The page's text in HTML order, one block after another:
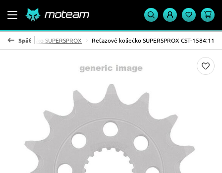
Späť
koliesko SUPERSPROX Reťazové koliečko SUPERSPROX CST-1584:11